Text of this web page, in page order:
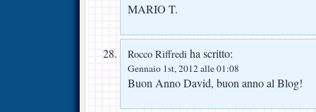
MARIO T.
Rocco Riffredi ha scritto:
Gennaio 1st, 2012 alle 01:08
Buon Anno David, buon anno al Blog!